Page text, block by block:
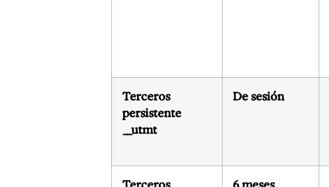
Terceros
persistente
__utmt
De sesión